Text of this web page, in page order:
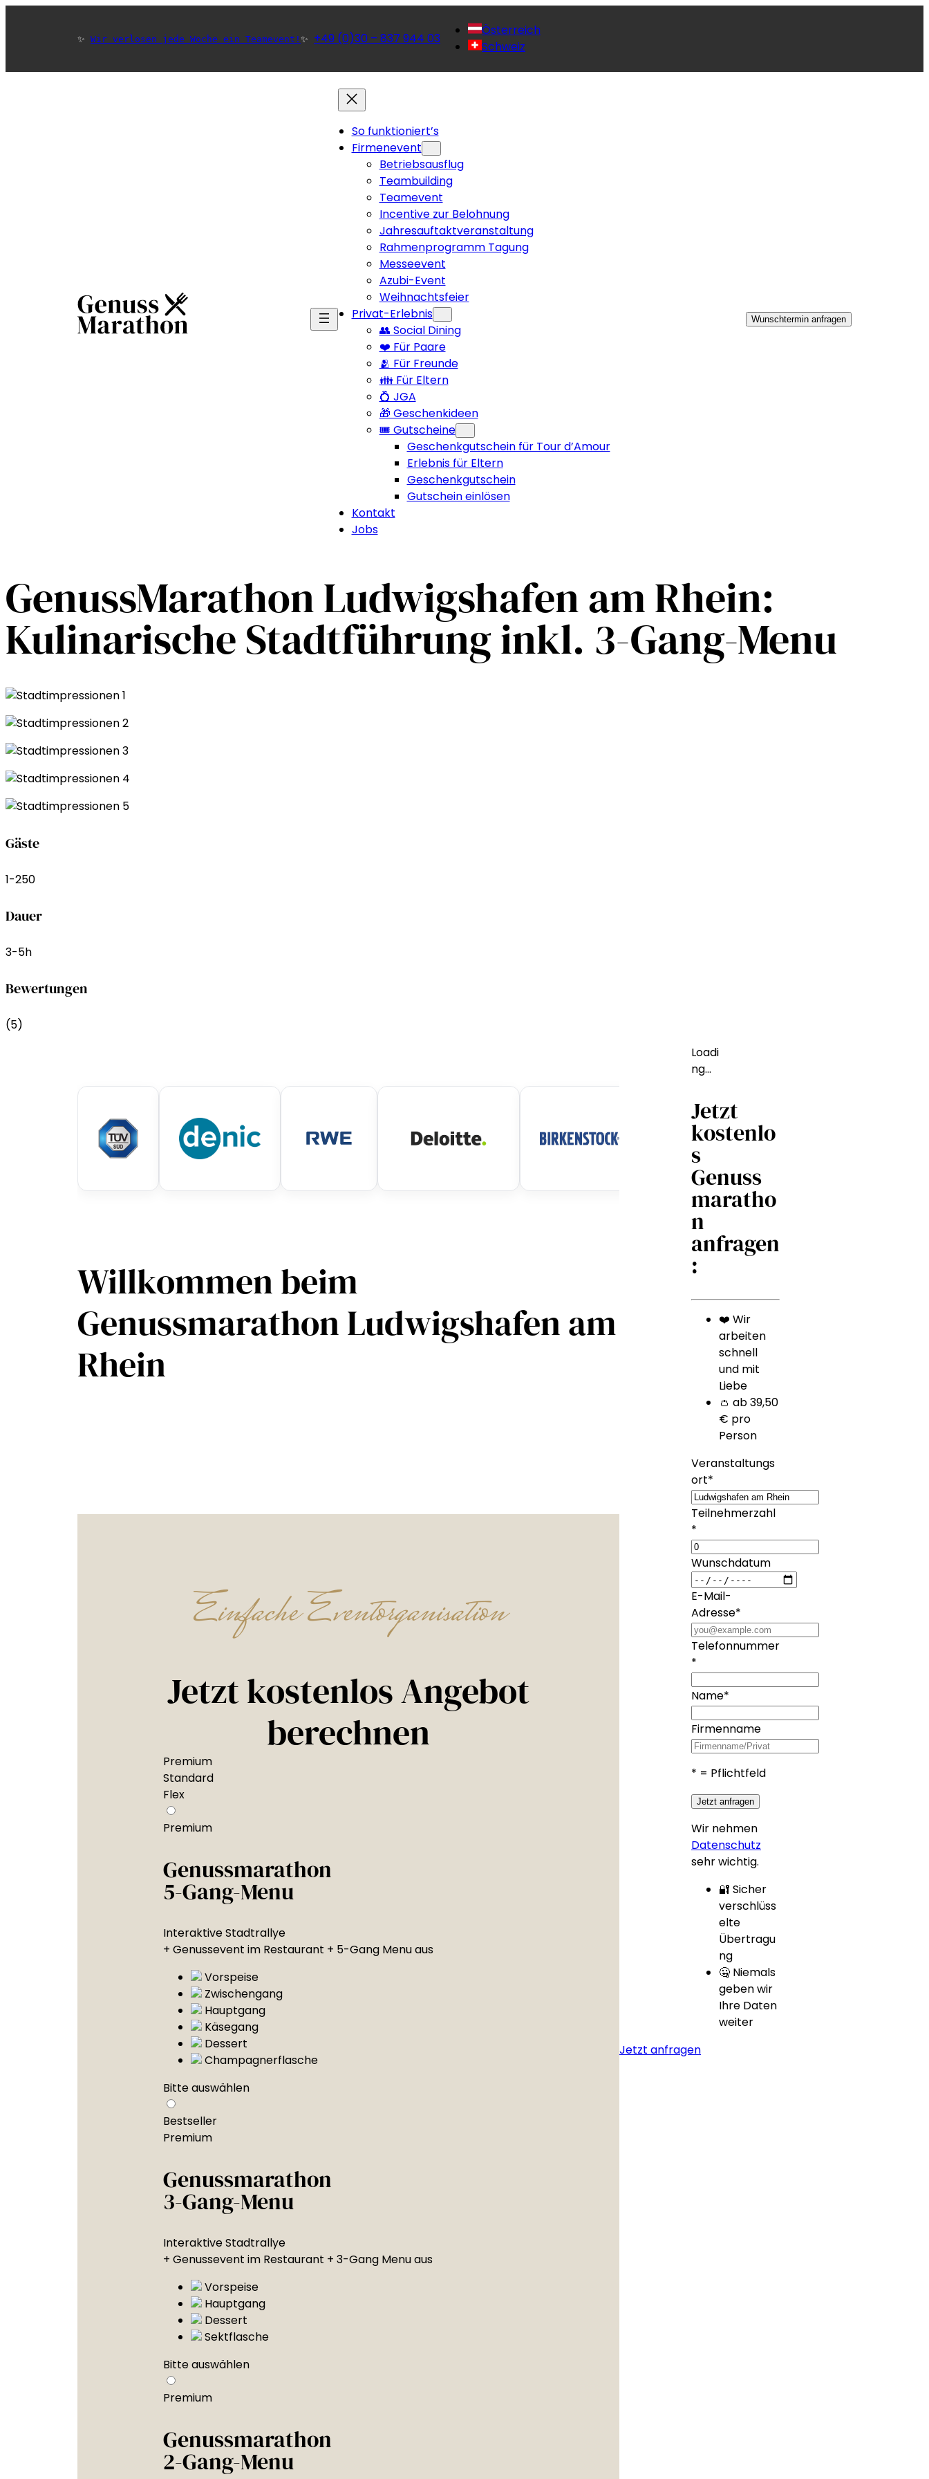
✨ Wir verlosen jede Woche ein Teamevent! ✨ +49 (0)30 – 837 944 03
Österreich
Schweiz
So funktioniert’s
Firmenevent
Betriebsausflug
Teambuilding
Teamevent
Incentive zur Belohnung
Jahresauftaktveranstaltung
Rahmenprogramm Tagung
Messeevent
Azubi-Event
Weihnachtsfeier
Privat-Erlebnis
👥 Social Dining
❤️ Für Paare
🫂 Für Freunde
👪 Für Eltern
💍 JGA
🎁 Geschenkideen
🎟️ Gutscheine
Geschenkgutschein für Tour d’Amour
Erlebnis für Eltern
Geschenkgutschein
Gutschein einlösen
Kontakt
Jobs
Wunschtermin anfragen
GenussMarathon Ludwigshafen am Rhein:
Kulinarische Stadtführung inkl. 3-Gang-Menu
Gäste
1-250
Dauer
3-5h
Bewertungen
(5)
Willkommen beim
Genussmarathon Ludwigshafen am
Rhein
Einfache Eventorganisation
Jetzt kostenlos Angebot
berechnen
Premium
Standard
Flex
Premium
Genussmarathon
5-Gang-Menu
Interaktive Stadtrallye
+ Genussevent im Restaurant + 5-Gang Menu aus
Vorspeise
Zwischengang
Hauptgang
Käsegang
Dessert
Champagnerflasche
Bitte auswählen
Bestseller
Premium
Genussmarathon
3-Gang-Menu
Interaktive Stadtrallye
+ Genussevent im Restaurant + 3-Gang Menu aus
Vorspeise
Hauptgang
Dessert
Sektflasche
Bitte auswählen
Premium
Genussmarathon
2-Gang-Menu
Loadi
ng…
Jetzt
kostenlo
s
Genuss
maratho
n
anfragen
:
❤️ Wir
arbeiten
schnell
und mit
Liebe
👛 ab 39,50
€ pro
Person
Veranstaltungs
ort*
Teilnehmerzahl
*
Wunschdatum
E-Mail-
Adresse*
Telefonnummer
*
Name*
Firmenname
* = Pflichtfeld
Jetzt anfragen
Wir nehmen
Datenschutz
sehr wichtig.
🔐 Sicher
verschlüss
elte
Übertragu
ng
🤐 Niemals
geben wir
Ihre Daten
weiter
Jetzt anfragen